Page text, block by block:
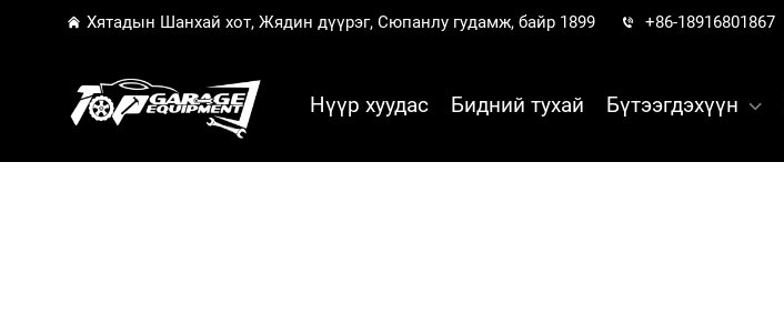
Хятадын Шанхай хот, Жядин дүүрэг, Сюпанлу гудамж, байр 1899 +86-18916801867
Нүүр хуудас Бидний тухай Бүтээгдэхүүн